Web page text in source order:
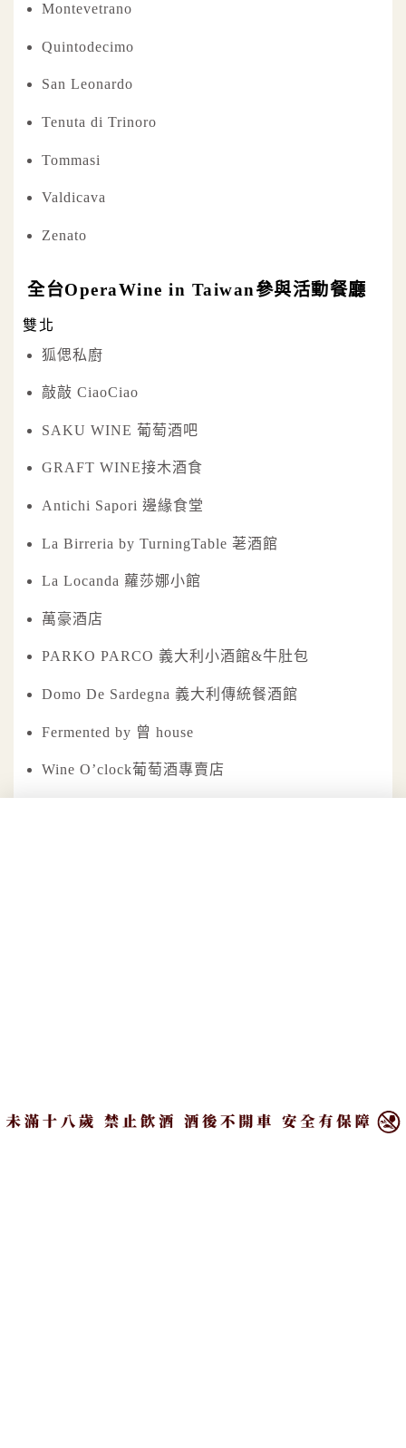
Montevetrano
Quintodecimo
San Leonardo
Tenuta di Trinoro
Tommasi
Valdicava
Zenato
全台OperaWine in Taiwan參與活動餐廳
雙北
狐偲私廚
敲敲 CiaoCiao
SAKU WINE 葡萄酒吧
GRAFT WINE接木酒食
Antichi Sapori 邊緣食堂
La Birreria by TurningTable 荖酒館
La Locanda 蘿莎娜小館
萬豪酒店
PARKO PARCO 義大利小酒館&牛肚包
Domo De Sardegna 義大利傳統餐酒館
Fermented by 曾 house
Wine O’clock葡萄酒專賣店